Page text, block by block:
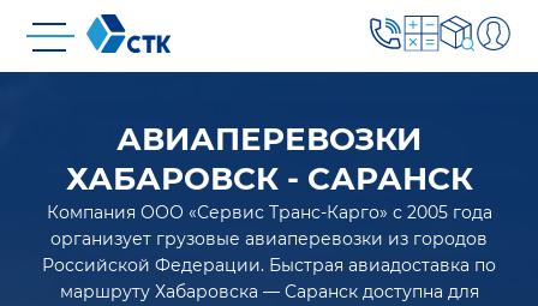
АВИАПЕРЕВОЗКИ
ХАБАРОВСК - САРАНСК
Компания ООО «Сервис Транс-Карго» с 2005 года
организует грузовые авиаперевозки из городов
Российской Федерации. Быстрая авиадоставка по
маршруту Хабаровска — Саранск доступна для